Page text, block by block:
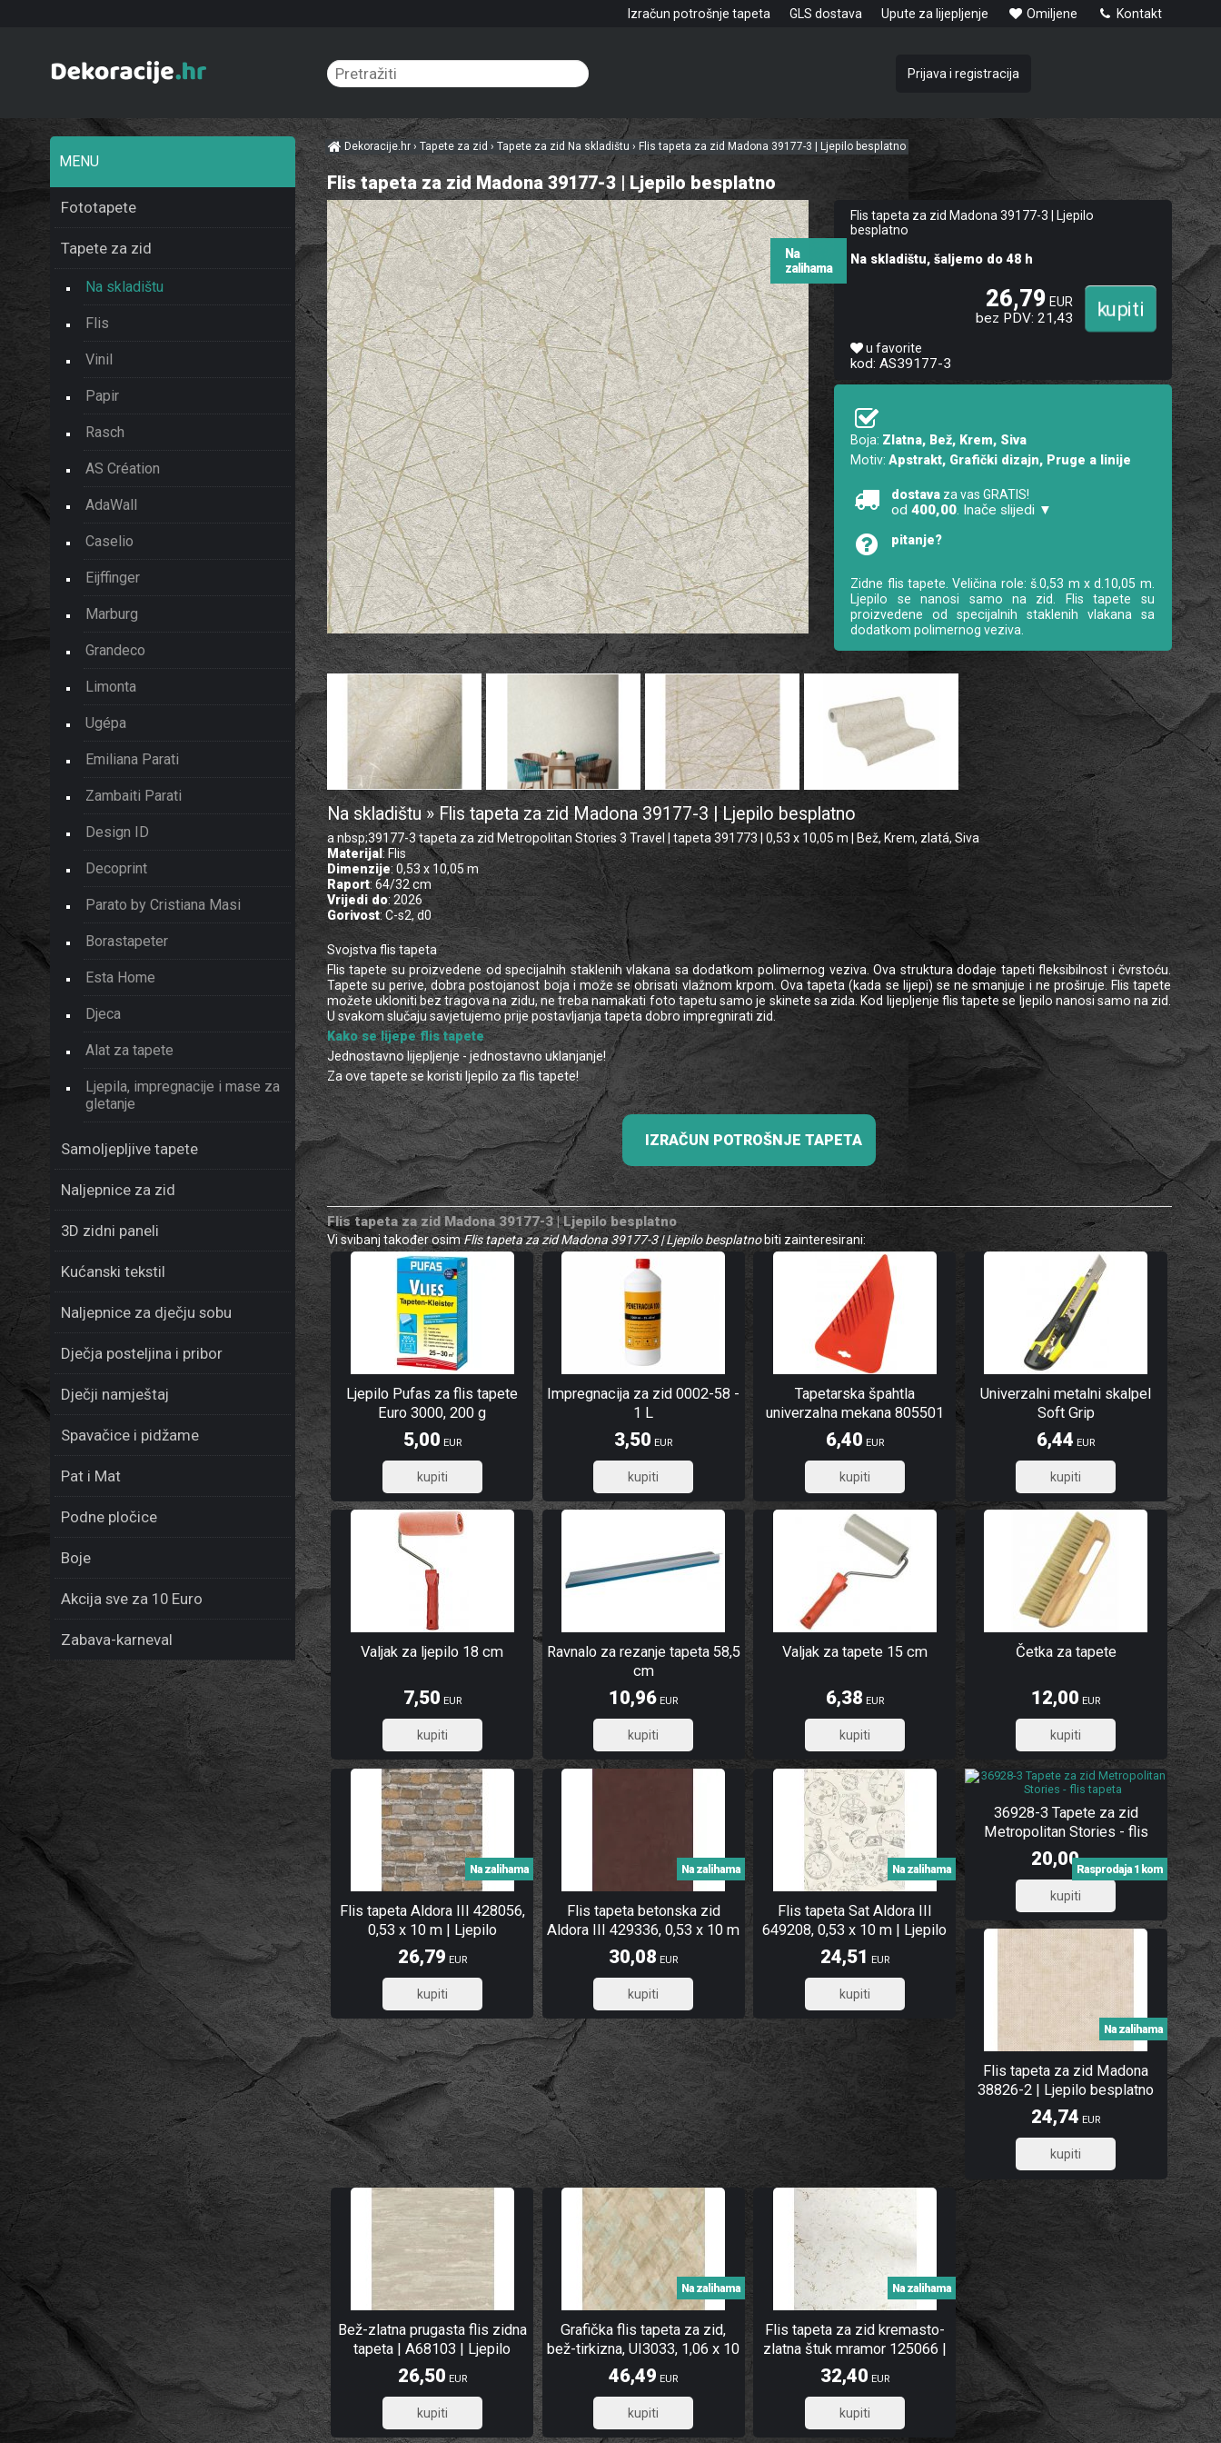
Flis tapeta za zid Madona 39177-3 | Ljepilo besplatno
Flis tapeta za zid Madona 39177-3 | Ljepilo
besplatno
Na
zalihama
Na skladištu, šaljemo do 48 h
26,79 EUR
bez PDV: 21,43
u favorite
kod: AS39177-3
Boja: Zlatna, Bež, Krem, Siva
Motiv:Apstrakt, Grafički dizajn, Pruge a linije
dostavaza vas GRATIS!
od 400,00. Inače slijedi ▼
pitanje?
Zidne flis tapete. Veličina role: š.0,53 m x d.10,05 m.
Ljepilo se nanosi samo na zid. Flis tapete su
proizvedene od specijalnih staklenih vlakana sa
dodatkom polimernog veziva.
Na skladištu » Flis tapeta za zid Madona 39177-3 | Ljepilo besplatno
a nbsp;39177-3 tapeta za zid Metropolitan Stories 3 Travel | tapeta 391773 | 0,53 x 10,05 m | Bež, Krem, zlatá, Siva
Materijal : Flis
Dimenzije: 0,53 x 10,05 m
Raport: 64/32 cm
Vrijedi do: 2026
Gorivost: C-s2, d0
Svojstva flis tapeta
Flis tapete su proizvedene od specijalnih staklenih vlakana sa dodatkom polimernog veziva. Ova struktura dodaje tapeti fleksibilnost i čvrstoću.
Tapete su perive, dobra postojanost boja i može se obrisati vlažnom krpom. Ova tapeta (kada se lijepi) se ne smanjuje i ne proširuje. Flis tapete
možete ukloniti bez tragova na zidu, ne treba namakati foto tapetu samo je skinete sa zida. Kod lijepljenje flis tapete se ljepilo nanosi samo na zid.
U svakom slučaju savjetujemo prije postavljanja tapeta dobro impregnirati zid.
Kako se lijepe flis tapete
Jednostavno lijepljenje - jednostavno uklanjanje!
Za ove tapete se koristi ljepilo za flis tapete!
IZRAČUN POTROŠNJE TAPETA
Flis tapeta za zid Madona 39177-3 | Ljepilo besplatno
Vi svibanj također osimFlis tapeta za zid Madona 39177-3 | Ljepilo besplatnobiti zainteresirani:
Ljepilo Pufas za flis tapete
Euro 3000, 200 g
5,00 EUR
4,00
Impregnacija za zid 0002-58 -
1 L
3,50 EUR
2,80
Tapetarska špahtla
univerzalna mekana 805501
6,40 EUR
5,12
Univerzalni metalni skalpel
Soft Grip
6,44 EUR
5,15
Valjak za ljepilo 18 cm
7,50 EUR
6,00
Ravnalo za rezanje tapeta 58,5
cm
10,96 EUR
8,77
Valjak za tapete 15 cm
6,38 EUR
5,10
Četka za tapete
12,00 EUR
9,60
Flis tapeta Aldora III 428056,
0,53 x 10 m | Ljepilo
besplatno
Na zalihama
26,79 EUR
21,43
Flis tapeta betonska zid
Aldora III 429336, 0,53 x 10 m
| Ljepilo besplatno
Na zalihama
30,08 EUR
24,06
Flis tapeta Sat Aldora III
649208, 0,53 x 10 m | Ljepilo
besplatno
Na zalihama
24,51 EUR
19,61
36928-3 Tapete za zid
Metropolitan Stories - flis
tapeta
Rasprodaja 1 kom
20,00EUR
16,00
Flis tapeta za zid Madona
38826-2 | Ljepilo besplatno
Na zalihama
24,74 EUR
19,79
Bež-zlatna prugasta flis zidna
tapeta | A68103 | Ljepilo
gratis
26,50 EUR
21,20
Grafička flis tapeta za zid,
bež-tirkizna, UI3033, 1,06 x 10
m
Na zalihama
46,49 EUR
37,19
Flis tapeta za zid kremasto-
zlatna štuk mramor 125066 |
Ljepilo gratis
Na zalihama
32,40 EUR
25,92
MENU
Fototapete
Tapete za zid
Na skladištu
Flis
Vinil
Papir
Rasch
AS Création
AdaWall
Caselio
Eijffinger
Marburg
Grandeco
Limonta
Ugépa
Emiliana Parati
Zambaiti Parati
Design ID
Decoprint
Parato by Cristiana Masi
Borastapeter
Esta Home
Djeca
Alat za tapete
Ljepila, impregnacije i mase za
gletanje
Samoljepljive tapete
Naljepnice za zid
3D zidni paneli
Kućanski tekstil
Naljepnice za dječju sobu
Dječja posteljina i pribor
Dječji namještaj
Spavačice i pidžame
Pat i Mat
Podne pločice
Boje
Akcija sve za 10 Euro
Zabava-karneval
Izračun potrošnje tapeta GLS dostava Upute za lijepljenje Omiljene Kontakt
Dekoracije.hr›Tapete za zid ›Tapete za zid Na skladištu › Flis tapeta za zid Madona 39177-3 | Ljepilo besplatno
Prijava i registracija